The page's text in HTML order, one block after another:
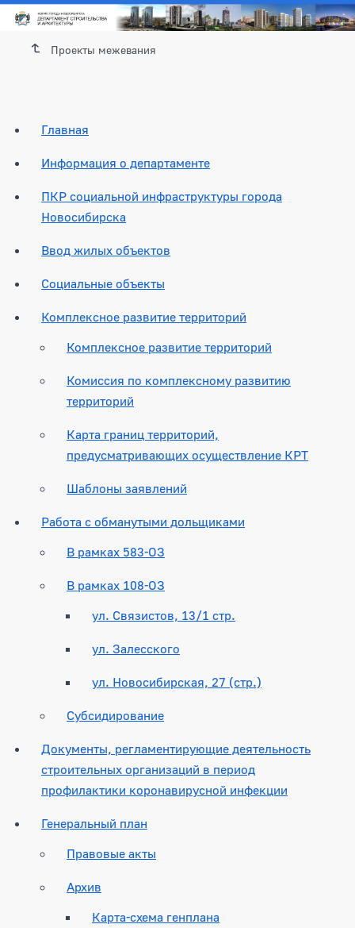
Проекты межевания
Главная
Информация о департаменте
ПКР социальной инфраструктуры города
Новосибирска
Ввод жилых объектов
Социальные объекты
Комплексное развитие территорий
Комплексное развитие территорий
Комиссия по комплексному развитию
территорий
Карта границ территорий,
предусматривающих осуществление КРТ
Шаблоны заявлений
Работа с обманутыми дольщиками
В рамках 583-ОЗ
В рамках 108-ОЗ
ул. Связистов, 13/1 стр.
ул. Залесского
ул. Новосибирская, 27 (стр.)
Субсидирование
Документы, регламентирующие деятельность
строительных организаций в период
профилактики коронавирусной инфекции
Генеральный план
Правовые акты
Архив
Карта-схема генплана